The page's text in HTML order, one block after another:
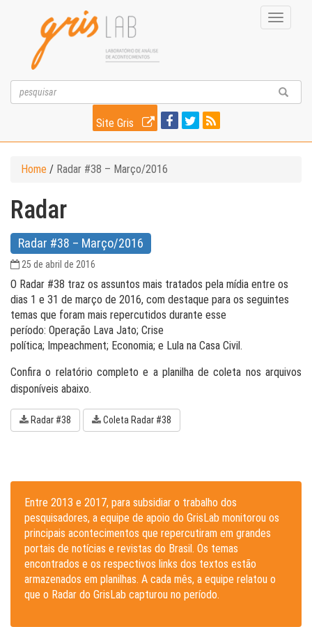
Toggle
Site Gris
Home / Radar #38 – Março/2016
Radar
Radar #38 – Março/2016
25 de abril de 2016
O Radar #38 traz os assuntos mais tratados pela mídia entre os
dias 1 e 31 de março de 2016, com destaque para os seguintes
temas que foram mais repercutidos durante esse
período: Operação Lava Jato; Crise
política; Impeachment; Economia; e Lula na Casa Civil.
Confira o relatório completo e a planilha de coleta nos arquivos
disponíveis abaixo.
Radar #38 Coleta Radar #38
Entre 2013 e 2017, para subsidiar o trabalho dos
pesquisadores, a equipe de apoio do GrisLab monitorou os
principais acontecimentos que repercutiram em grandes
portais de notícias e revistas do Brasil. Os temas
encontrados e os respectivos links dos textos estão
armazenados em planilhas. A cada mês, a equipe relatou o
que o Radar do GrisLab capturou no período.